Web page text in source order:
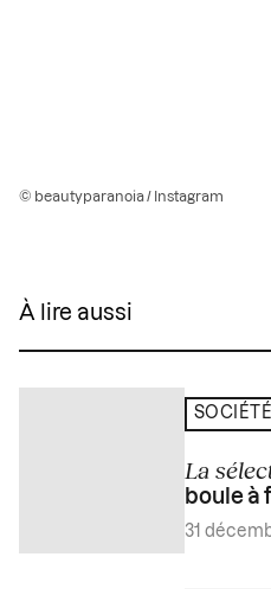
© beautyparanoia / Instagram
À lire aussi
SOCIÉTÉ
La
boule à
31